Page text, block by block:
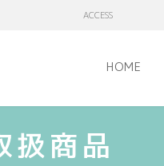
ACCESS
HOME
扱商品